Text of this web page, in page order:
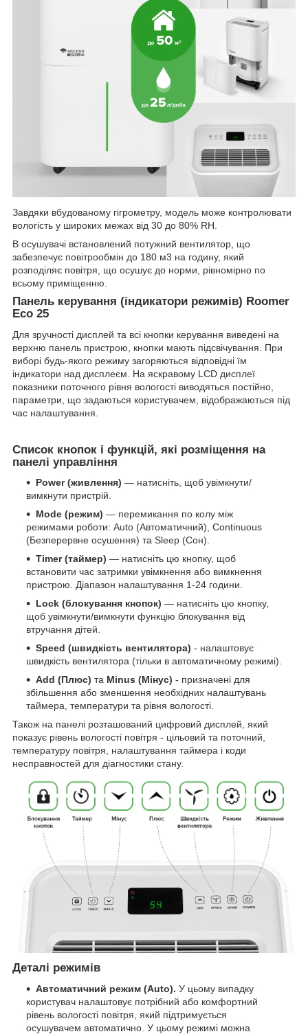
Завдяки вбудованому гігрометру, модель може контролювати
вологість у широких межах від 30 до 80% RH.
В осушувачі встановлений потужний вентилятор, що
забезпечує повітрообмін до 180 м3 на годину, який
розподіляє повітря, що осушує до норми, рівномірно по
всьому приміщенню.
Панель керування (індикатори режимів) Roomer
Eco 25
Для зручності дисплей та всі кнопки керування виведені на
верхню панель пристрою, кнопки мають підсвічування. При
виборі будь-якого режиму загоряються відповідні їм
індикатори над дисплеєм. На яскравому LCD дисплеї
показники поточного рівня вологості виводяться постійно,
параметри, що задаються користувачем, відображаються під
час налаштування.
Список кнопок і функцій, які розміщення на
панелі управління
Power (живлення) — натисніть, щоб увімкнути/
вимкнути пристрій.
Mode (режим) — перемикання по колу між
режимами роботи: Auto (Автоматичний), Continuous
(Безперервне осушення) та Sleep (Сон).
Timer (таймер) — натисніть цю кнопку, щоб
встановити час затримки увімкнення або вимкнення
пристрою. Діапазон налаштування 1-24 години.
Lock (блокування кнопок) — натисніть цю кнопку,
щоб увімкнути/вимкнути функцію блокування від
втручання дітей.
Speed (швидкість вентилятора) - налаштовує
швидкість вентилятора (тільки в автоматичному режимі).
Add (Плюс) та Minus (Мінус) - призначені для
збільшення або зменшення необхідних налаштувань
таймера, температури та рівня вологості.
Також на панелі розташований цифровий дисплей, який
показує рівень вологості повітря - цільовий та поточний,
температуру повітря, налаштування таймера і коди
несправностей для діагностики стану.
Деталі режимів
Автоматичний режим (Auto). У цьому випадку
користувач налаштовує потрібний або комфортний
рівень вологості повітря, який підтримується
осушувачем автоматично. У цьому режимі можна